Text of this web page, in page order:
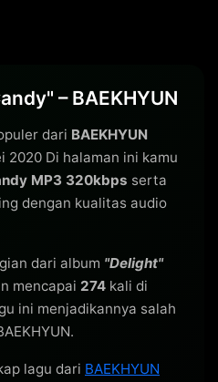
– BAEKHYUN
dari BAEKHYUN
2020 Di halaman ini kamu
MP3 320kbps serta
dengan kualitas audio
dari album "Delight"
mencapai 274 kali di
ini menjadikannya salah
lagu dari BAEKHYUN